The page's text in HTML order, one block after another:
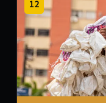
12